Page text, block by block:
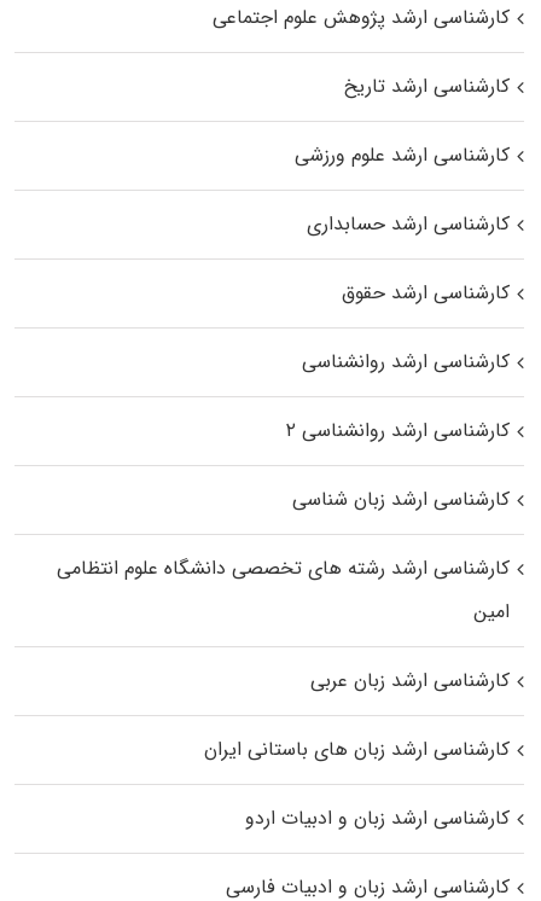
کارشناسی ارشد پژوهش علوم اجتماعی
کارشناسی ارشد تاریخ
کارشناسی ارشد علوم ورزشی
کارشناسی ارشد حسابداری
کارشناسی ارشد حقوق
کارشناسی ارشد روانشناسی
کارشناسی ارشد روانشناسی ۲
کارشناسی ارشد زبان شناسی
کارشناسی ارشد رﺷﺘﻪ ﻫﺎی تخصصی داﻧﺸﮕﺎه ﻋﻠﻮم انتظامی
اﻣﻴﻦ
کارشناسی ارشد زبان عربی
کارشناسی ارشد زبان‌ های باستانی ایران
کارشناسی ارشد زبان و ادبیات اردو
کارشناسی ارشد زبان و ادبیات فارسی